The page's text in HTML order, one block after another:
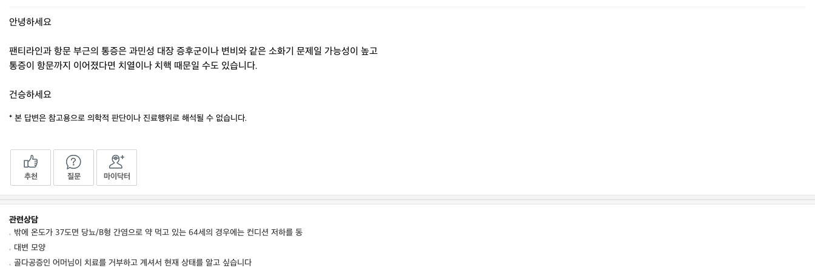
안녕하세요
팬티라인과 항문 부근의 통증은 과민성 대장 증후군이나 변비와 같은 소화기 문제일 가능성이 높고
통증이 항문까지 이어졌다면 치열이나 치핵 때문일 수도 있습니다.
건승하세요
* 본 답변은 참고용으로 의학적 판단이나 진료행위로 해석될 수 없습니다.
추천 질문 마이닥터
관련상담
밖에 온도가 37도면 당뇨/B형 간염으로 약 먹고 있는 64세의 경우에는 컨디션 저하를 동
대변 모양
골다공증인 어머님이 치료를 거부하고 계셔서 현재 상태를 알고 싶습니다